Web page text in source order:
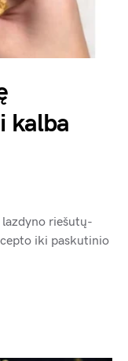
kalba
riešutų-
iki paskutinio